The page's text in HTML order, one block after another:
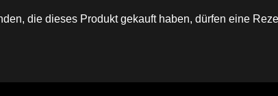
die dieses Produkt gekauft haben, dürfen eine